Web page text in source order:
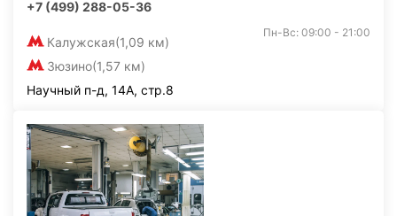
+7 (499) 288-05-36
Калужская(1,09 км)
Зюзино(1,57 км)
Пн-Вс: 09:00 - 21:00
Научный п-д, 14А, стр.8